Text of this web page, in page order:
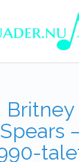
Britney
Spears